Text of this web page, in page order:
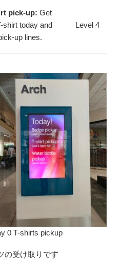
pick-up: Get
shirt today and
up lines.
Level 4
0 T-shirts pickup
の受け取りです